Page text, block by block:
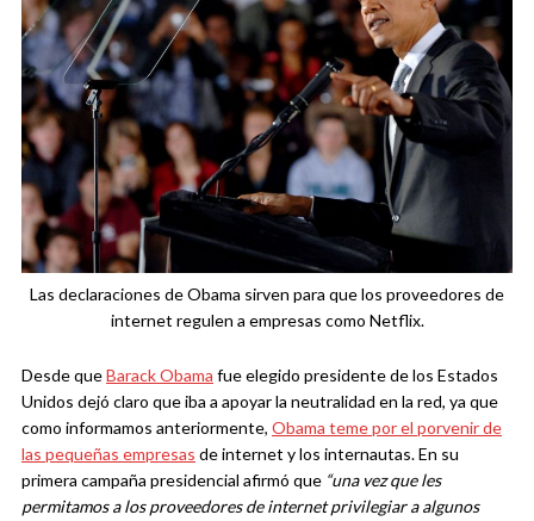
Las declaraciones de Obama sirven para que los proveedores de
internet regulen a empresas como Netflix.
Desde queBarack Obama fue elegido presidente de los Estados
Unidos dejó claro que iba a apoyar la neutralidad en la red, ya que
como informamos anteriormente, Obama teme por el porvenir de
las pequeñas empresas de internet y los internautas. En su
primera campaña presidencial afirmó que “una vez que les
permitamos a los proveedores de internet privilegiar a algunos